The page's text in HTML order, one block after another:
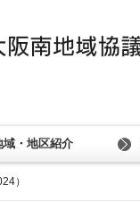
域・地区紹介
大阪南地域協議会
堺地区協議会
泉州地区協議会
泉南地区協議会
社会貢献活動のご紹介
）